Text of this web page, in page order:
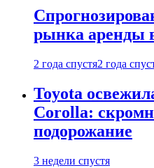
рынка аренды
2 года спустя2 года
Toyota
Corolla:
подорожание
3 недели спустя